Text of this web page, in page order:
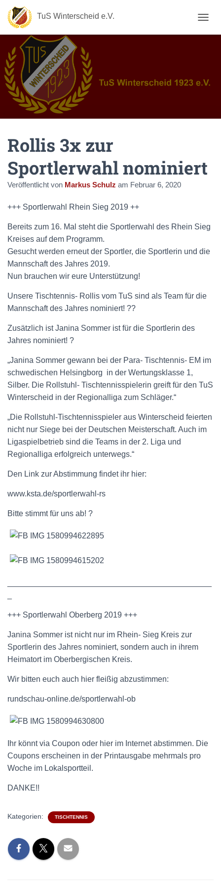
TuS Winterscheid e.V.
A
T
U
A
L
Rollis 3x zur
Sportlerwahl nominiert
Veröffentlicht von Markus Schulz am Februar 6, 2020
+++ Sportlerwahl Rhein Sieg 2019 ++
Bereits zum 16. Mal steht die Sportlerwahl des Rhein Sieg
Kreises auf dem Programm.
Gesucht werden erneut der Sportler, die Sportlerin und die
Mannschaft des Jahres 2019.
Nun brauchen wir eure Unterstützung!
Unsere Tischtennis- Rollis vom TuS sind als Team für die
Mannschaft des Jahres nominiert! ??
Zusätzlich ist Janina Sommer ist für die Sportlerin des
Jahres nominiert! ?
„Janina Sommer gewann bei der Para- Tischtennis- EM im
schwedischen Helsingborg in der Wertungsklasse 1,
Silber. Die Rollstuhl- Tischtennisspielerin greift für den TuS
Winterscheid in der Regionalliga zum Schläger.“
„Die Rollstuhl-Tischtennisspieler aus Winterscheid feierten
nicht nur Siege bei der Deutschen Meisterschaft. Auch im
Ligaspielbetrieb sind die Teams in der 2. Liga und
Regionalliga erfolgreich unterwegs.“
Den Link zur Abstimmung findet ihr hier:
www.ksta.de/sportlerwahl-rs
Bitte stimmt für uns ab! ?
+++ Sportlerwahl Oberberg 2019 +++
Janina Sommer ist nicht nur im Rhein- Sieg Kreis zur
Sportlerin des Jahres nominiert, sondern auch in ihrem
Heimatort im Oberbergischen Kreis.
Wir bitten euch auch hier fleißig abzustimmen:
rundschau-online.de/sportlerwahl-ob
Ihr könnt via Coupon oder hier im Internet abstimmen. Die
Coupons erscheinen in der Printausgabe mehrmals pro
Woche im Lokalsportteil.
DANKE!!
Kategorien: TISCHTENNIS